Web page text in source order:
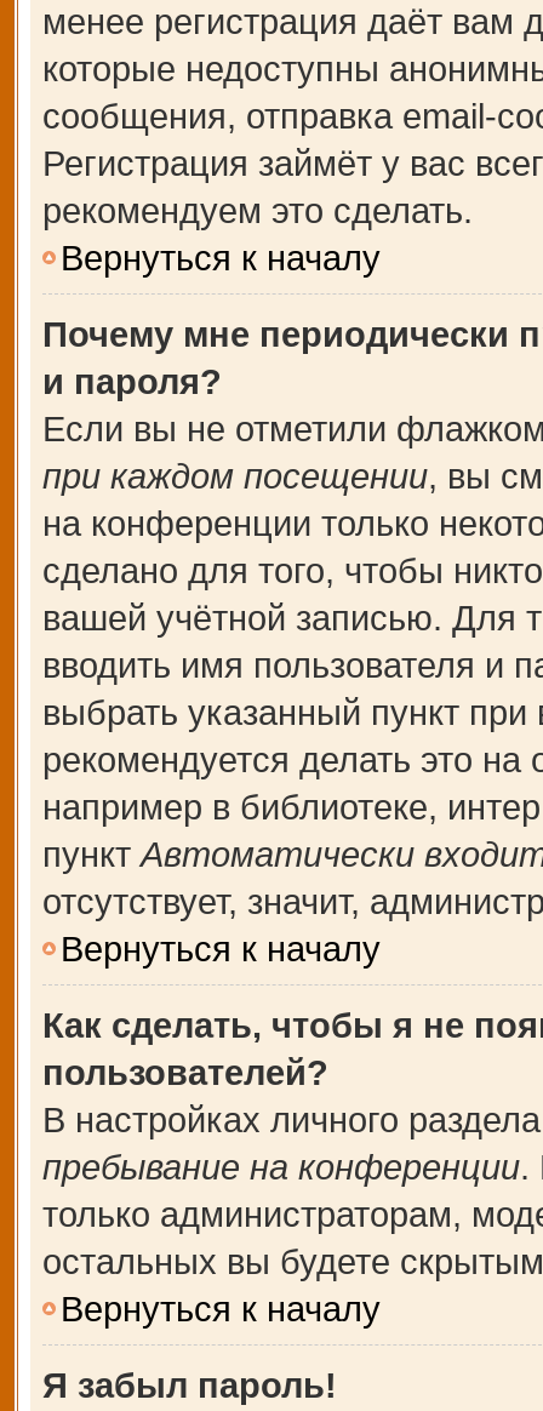
менее регистрация даёт вам
которые недоступны
сообщения, отправка email-
Регистрация займёт у вас
рекомендуем это сделать.
Вернуться к началу
Почему мне периодически
и пароля?
Если вы не отметили
при каждом посещении, вы
на конференции только
сделано для того, чтобы
вашей учётной записью. Для
вводить имя пользователя и
выбрать указанный пункт
рекомендуется делать это
например в библиотеке,
пунктАвтоматически
отсутствует, значит,
Вернуться к началу
Как сделать, чтобы я не
пользователей?
В настройках личного
пребывание на конференции.
только администраторам,
остальных вы будете
Вернуться к началу
Я забыл пароль!